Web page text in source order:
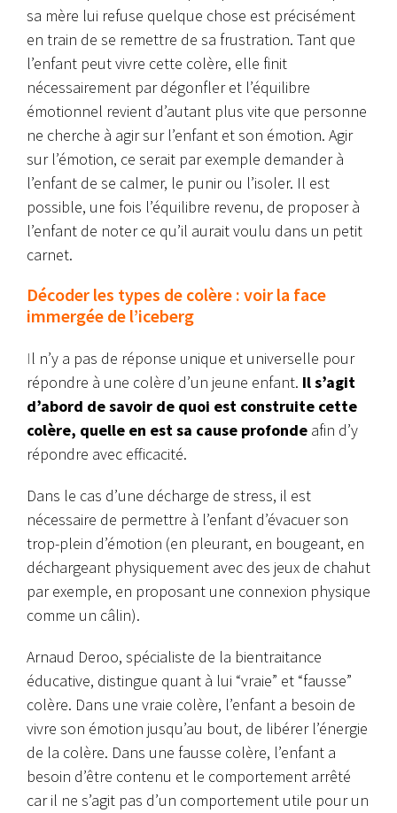
sa mère lui refuse quelque chose est précisément
en train de se remettre de sa frustration. Tant que
l’enfant peut vivre cette colère, elle finit
nécessairement par dégonfler et l’équilibre
émotionnel revient d’autant plus vite que personne
ne cherche à agir sur l’enfant et son émotion. Agir
sur l’émotion, ce serait par exemple demander à
l’enfant de se calmer, le punir ou l’isoler. Il est
possible, une fois l’équilibre revenu, de proposer à
l’enfant de noter ce qu’il aurait voulu dans un petit
carnet.
Décoder les types de colère : voir la face
immergée de l’iceberg
Il n’y a pas de réponse unique et universelle pour
répondre à une colère d’un jeune enfant. Il s’agit
d’abord de savoir de quoi est construite cette
colère, quelle en est sa cause profonde afin d’y
répondre avec efficacité.
Dans le cas d’une décharge de stress, il est
nécessaire de permettre à l’enfant d’évacuer son
trop-plein d’émotion (en pleurant, en bougeant, en
déchargeant physiquement avec des jeux de chahut
par exemple, en proposant une connexion physique
comme un câlin).
Arnaud Deroo, spécialiste de la bientraitance
éducative, distingue quant à lui “vraie” et “fausse”
colère. Dans une vraie colère, l’enfant a besoin de
vivre son émotion jusqu’au bout, de libérer l’énergie
de la colère. Dans une fausse colère, l’enfant a
besoin d’être contenu et le comportement arrêté
car il ne s’agit pas d’un comportement utile pour un